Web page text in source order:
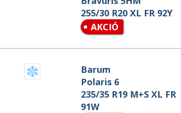
255/30 R20 XL FR 92Y
AKCIÓ
Barum
Polaris 6
235/35 R19 M+S XL FR
91W